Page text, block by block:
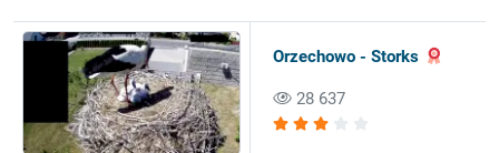
Orzechowo - Storks
28 637